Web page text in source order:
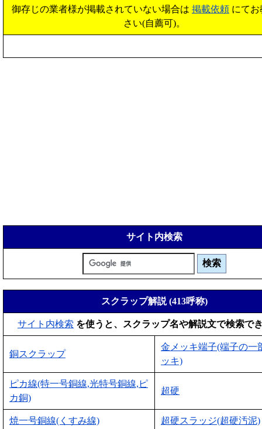
御存じの業者様が掲載されていない場合は 掲載依頼 にて
さい(自薦可)。
サイト内検索
スクラップ解説 (413呼称)
サイト内検索 を使うと、スクラップ名や解説文で検索で
銅スクラップ
金メッキ端子(端子の一
ッキ)
ピカ線(特一号銅線,光特号銅線,ピ
カ銅)
超硬
焼一号銅線(くすみ線) 超硬スラッジ(超硬汚泥)